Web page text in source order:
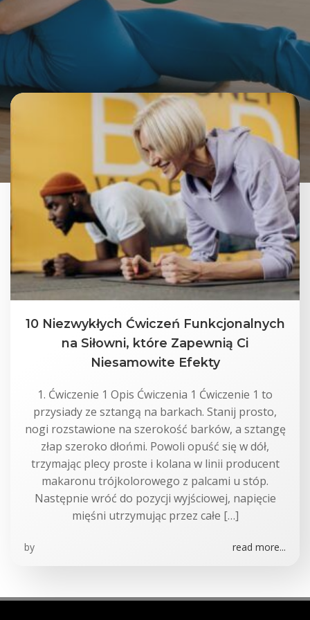
10 Niezwykłych Ćwiczeń Funkcjonalnych
na Siłowni, które Zapewnią Ci
Niesamowite Efekty
1. Ćwiczenie 1 Opis Ćwiczenia 1 Ćwiczenie 1 to
przysiady ze sztangą na barkach. Stanij prosto,
nogi rozstawione na szerokość barków, a sztangę
złap szeroko dłońmi. Powoli opuść się w dół,
trzymając plecy proste i kolana w linii producent
makaronu trójkolorowego z palcami u stóp.
Następnie wróć do pozycji wyjściowej, napięcie
mięśni utrzymując przez całe […]
by read more...